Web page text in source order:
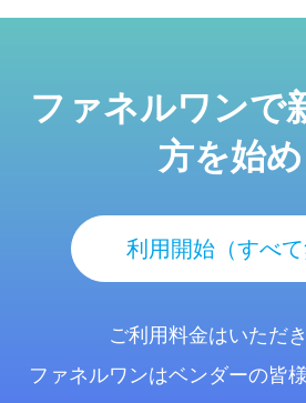
ファネルワンで
方を始
利用開始（すべて
ご利用料金はいただ
ファネルワンはベンダーの皆